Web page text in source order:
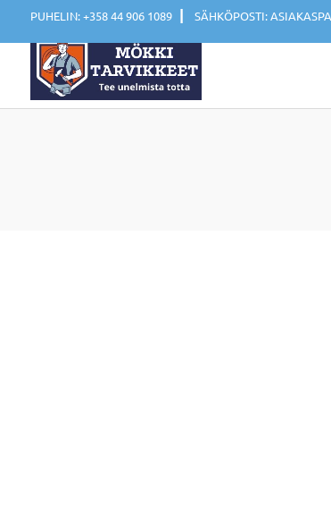
PUHELIN: +358 44 906 1089 | SÄHKÖPOSTI: